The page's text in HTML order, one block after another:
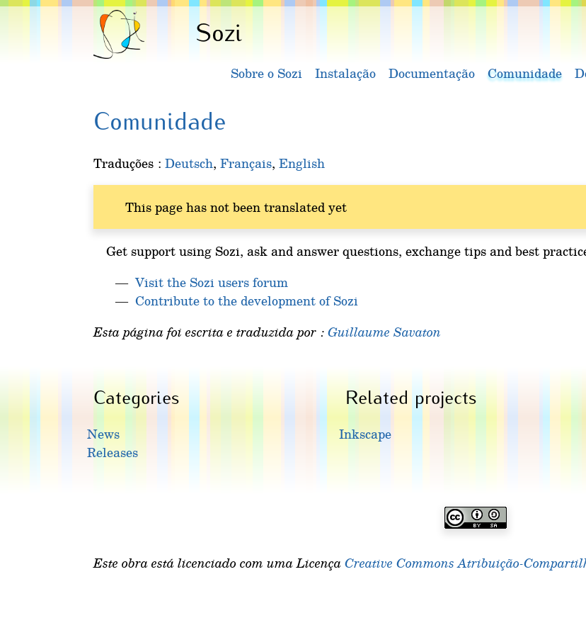
Sozi
Sobre o Sozi Instalação Documentação Comunidade
Comunidade
Traduções : Deutsch, Français, English
This page has not been translated yet
Get support using Sozi, ask and answer questions, exchange tips and best
Visit the Sozi users forum
Contribute to the development of Sozi
Esta página foi escrita e traduzida por :Guillaume Savaton
Categories
News
Releases
Related projects
Inkscape
Este obra está licenciado com uma LicençaCreative Commons Atribuição-